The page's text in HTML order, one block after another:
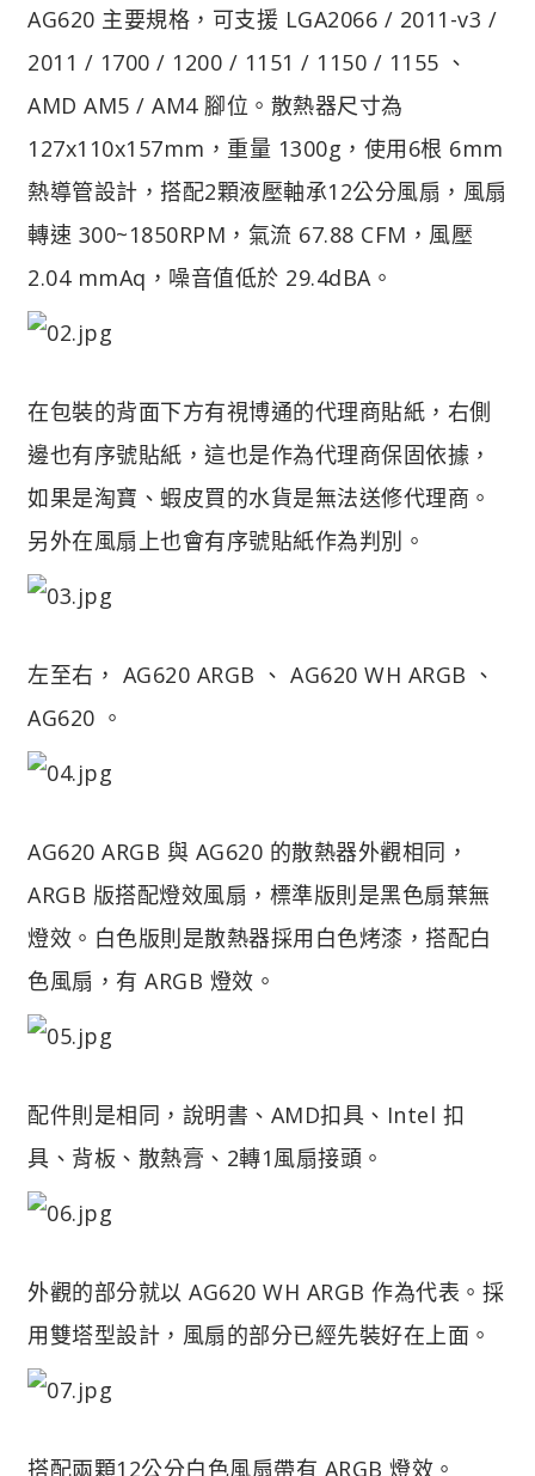
AG620 主要規格，可支援 LGA2066 / 2011-v3 /
2011 / 1700 / 1200 / 1151 / 1150 / 1155 、
AMD AM5 / AM4 腳位。散熱器尺寸為
127x110x157mm，重量 1300g，使用6根 6mm
熱導管設計，搭配2顆液壓軸承12公分風扇，風扇
轉速 300~1850RPM，氣流 67.88 CFM，風壓
2.04 mmAq，噪音值低於 29.4dBA。
在包裝的背面下方有視博通的代理商貼紙，右側
邊也有序號貼紙，這也是作為代理商保固依據，
如果是淘寶、蝦皮買的水貨是無法送修代理商。
另外在風扇上也會有序號貼紙作為判別。
左至右， AG620 ARGB 、 AG620 WH ARGB 、
AG620 。
AG620 ARGB 與 AG620 的散熱器外觀相同，
ARGB 版搭配燈效風扇，標準版則是黑色扇葉無
燈效。白色版則是散熱器採用白色烤漆，搭配白
色風扇，有 ARGB 燈效。
配件則是相同，說明書、AMD扣具、Intel 扣
具、背板、散熱膏、2轉1風扇接頭。
外觀的部分就以 AG620 WH ARGB 作為代表。採
用雙塔型設計，風扇的部分已經先裝好在上面。
搭配兩顆12公分白色風扇帶有 ARGB 燈效。